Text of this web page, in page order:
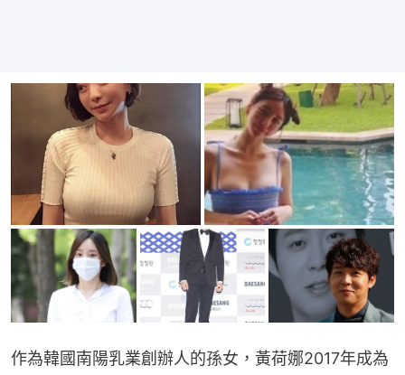
作為韓國南陽乳業創辦人的孫女，黃荷娜2017年成為